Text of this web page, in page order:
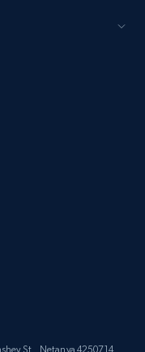
St., Netanya 4250714,